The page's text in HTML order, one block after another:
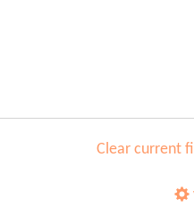
Clear current